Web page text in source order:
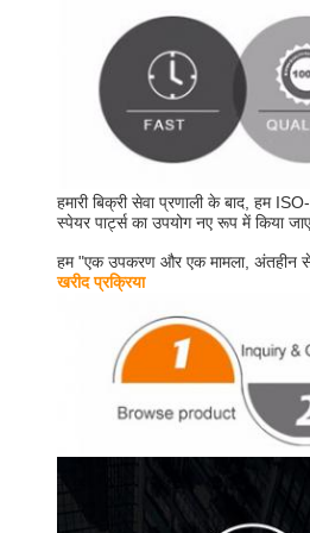
हमारी बिक्री सेवा प्रणाली के बाद, हम
स्पेयर पार्ट्स का उपयोग नए रूप में किया
हम "एक उपकरण और एक मामला, अंतहीन
खरीद प्रक्रिया